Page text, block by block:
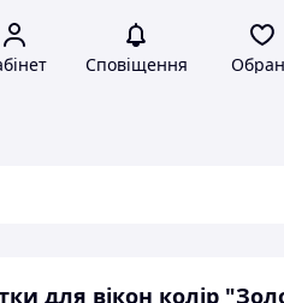
Сповіщення
для вікон колір